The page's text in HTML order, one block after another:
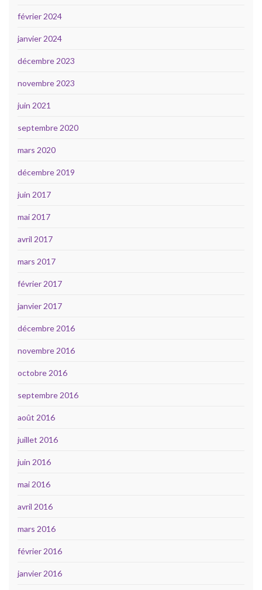
février 2024
janvier 2024
décembre 2023
novembre 2023
juin 2021
septembre 2020
mars 2020
décembre 2019
juin 2017
mai 2017
avril 2017
mars 2017
février 2017
janvier 2017
décembre 2016
novembre 2016
octobre 2016
septembre 2016
août 2016
juillet 2016
juin 2016
mai 2016
avril 2016
mars 2016
février 2016
janvier 2016